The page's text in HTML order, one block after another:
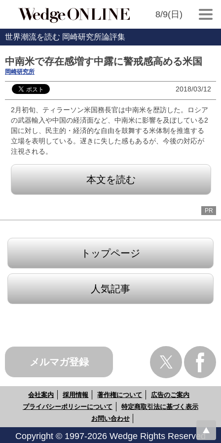
8/9(日)
世界潮流を読む 岡崎研究所論評集
中南米で存在感増す中露に警戒感高める米国
岡崎研究所
2018/03/12
2月初旬、ティラーソン米国務長官は中南米を歴訪した。ロシア
の武器輸入や中国の経済面など、中南米に影響を及ぼしている2
国に対し、民主的・経済的な自由を鼓舞する米体制を推進する
立場を表明している。遅きに失した感もあるが、今後の対応が
注視される。
本文を読む
PR
トップページ
人気記事
メルマガ登録
会社案内 採用情報 著作権について
広告のご案内
プライバシーポリシーについて
特定商取引法に基づく表示
お問い合わせ
Copyright © 1997-2026 Wedge Rights Reserved